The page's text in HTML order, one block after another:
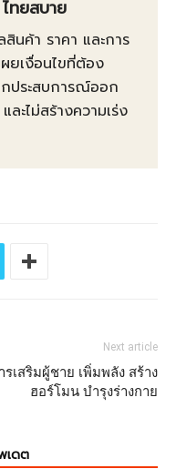
ทยสบาย
สินค้า ราคา และการ
ผยเงื่อนไขที่ต้อง
ประสบการณ์ออก
ละไม่สร้างความเร่ง
Next article
รเสริมผู้ชาย เพิ่มพลัง สร้าง
ฮอร์โมน บำรุงร่างกาย
เดต